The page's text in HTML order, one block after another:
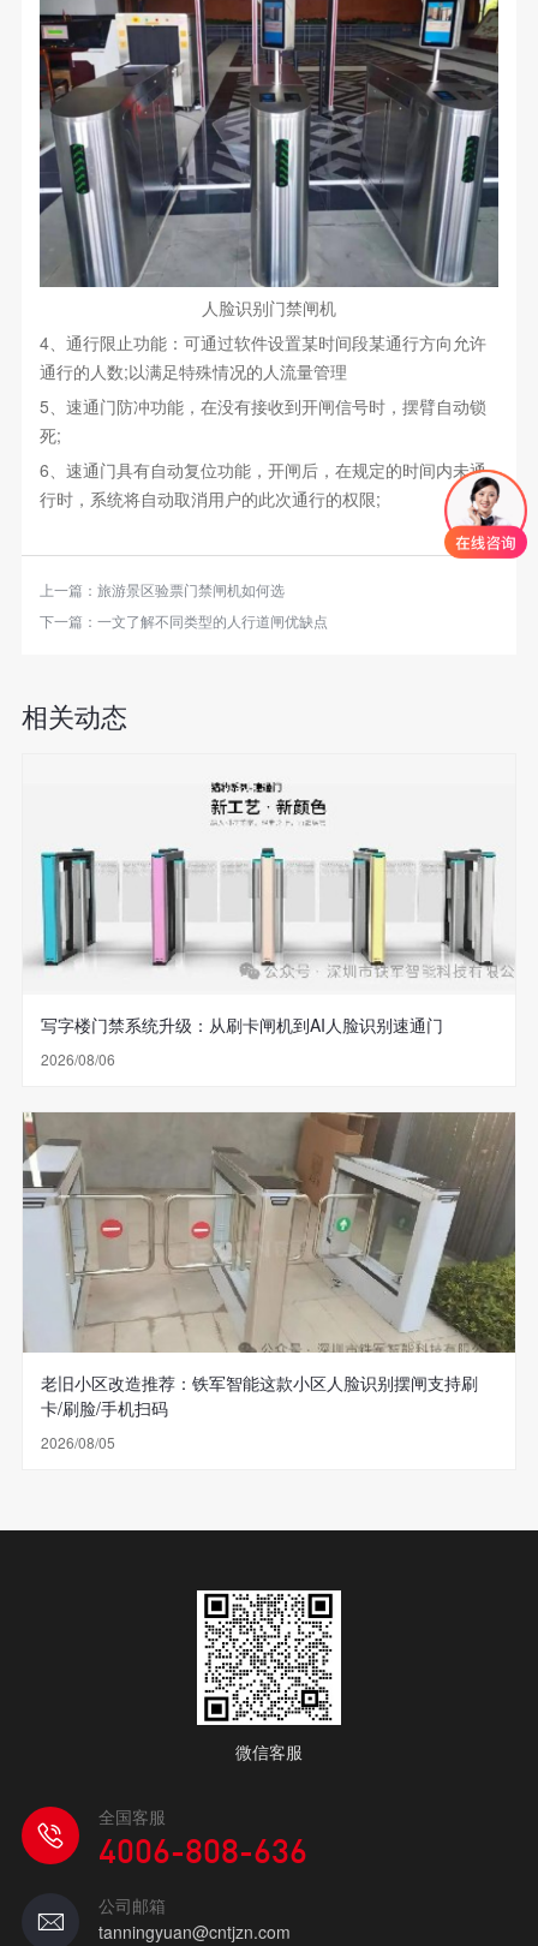
人脸识别门禁闸机
4、通行限止功能：可通过软件设置某时间段某通行方向允许
通行的人数;以满足特殊情况的人流量管理
5、速通门防冲功能，在没有接收到开闸信号时，摆臂自动锁
死;
6、速通门具有自动复位功能，开闸后，在规定的时间内未通
行时，系统将自动取消用户的此次通行的权限;
上一篇： 旅游景区验票门禁闸机如何选
下一篇： 一文了解不同类型的人行道闸优缺点
相关动态
写字楼门禁系统升级：从刷卡闸机到AI人脸识别速通门
2026/08/06
老旧小区改造推荐：铁军智能这款小区人脸识别摆闸支持刷
卡/刷脸/手机扫码
2026/08/05
微信客服
全国客服
4006-808-636
公司邮箱
tanningyuan@cntjzn.com